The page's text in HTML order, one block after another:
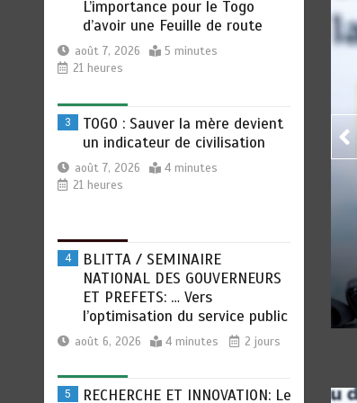
21 heures
3
TOGO : Sauver la mère devient
août 7, 2026
21 heures
ET PREFETS: … Vers
l’optimisation du service public
août 6, 2026 4 minutes 2 jours
5
RECHERCHE ET INNOVATION: Le
l’enracinement du génie
génétique et de la
Feuille de route
5 minutes 21 heures